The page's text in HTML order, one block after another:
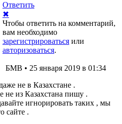
Ответить
✖
Чтобы ответить на комментарий,
вам необходимо
зарегистрироваться или
авторизоваться.
БМВ • 25 января 2019 в 01:34
не в Казахстане .
не из Казахстана пишу .
игнорировать таких , мы
сайте .